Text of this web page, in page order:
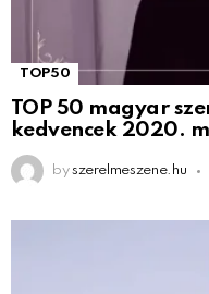
TOP50
TOP 50 magyar
kedvencek 2020.
by szerelmeszene.hu